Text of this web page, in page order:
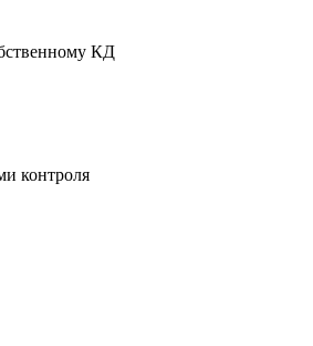
КД
контроля